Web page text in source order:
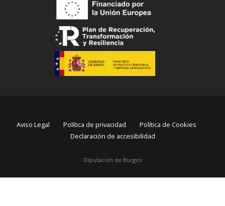
Diputación de Burgos
Aviso Legal Política de privacidad
Política de Cookies
Declaración de accesibilidad